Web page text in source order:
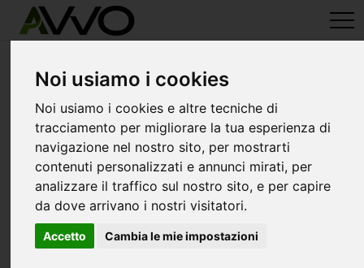
Noi usiamo i cookies
Noi usiamo i cookies e altre tecniche di
tracciamento per migliorare la tua esperienza di
navigazione nel nostro sito, per mostrarti
contenuti personalizzati e annunci mirati, per
analizzare il traffico sul nostro sito, e per capire
da dove arrivano i nostri visitatori.
Accetto Cambia le mie impostazioni
avvo-it> Avvocati fregene